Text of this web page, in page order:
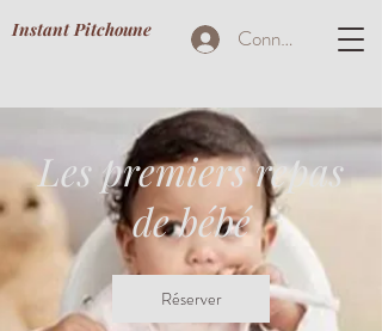
Instant Pitchoune Connexion
Les premiers repas
de bébé
Réserver